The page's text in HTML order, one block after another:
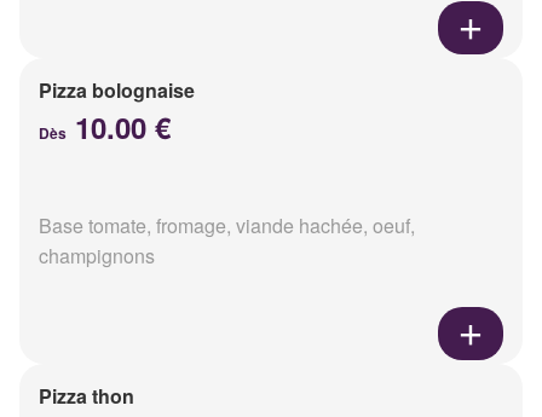
Pizza bolognaise
Dès 10.00 €
Base tomate, fromage, viande hachée, oeuf,
champignons
Pizza thon